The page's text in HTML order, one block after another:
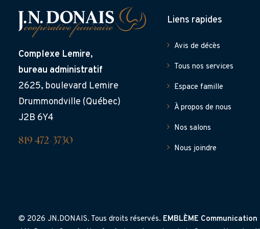
Complexe Lemire,
bureau administratif
2625, boulevard Lemire
Drummondville (Québec)
J2B 6Y4
819 472-3730
Liens rapides
Avis de décès
Tous nos services
Espace famille
À propos de nous
Nos salons
Nous joindre
© 2026 JN.DONAIS. Tous droits réservés. EMBLÈME Communication